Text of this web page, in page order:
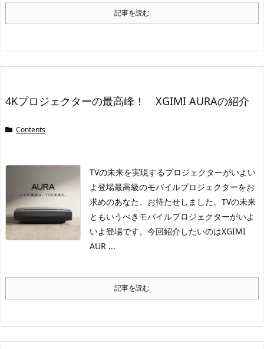
記事を読む
4Kプロジェクターの最高峰！ XGIMI AURAの紹介
Contents
TVの未来を実現するプロジェクターがいよい
よ登場最高級のモバイルプロジェクターをお
求めのあなた、お待たせしました。 TVの未来
ともいうべきモバイルプロジェクターがいよ
いよ登場です。 今回紹介したいのはXGIMI
AUR ...
記事を読む